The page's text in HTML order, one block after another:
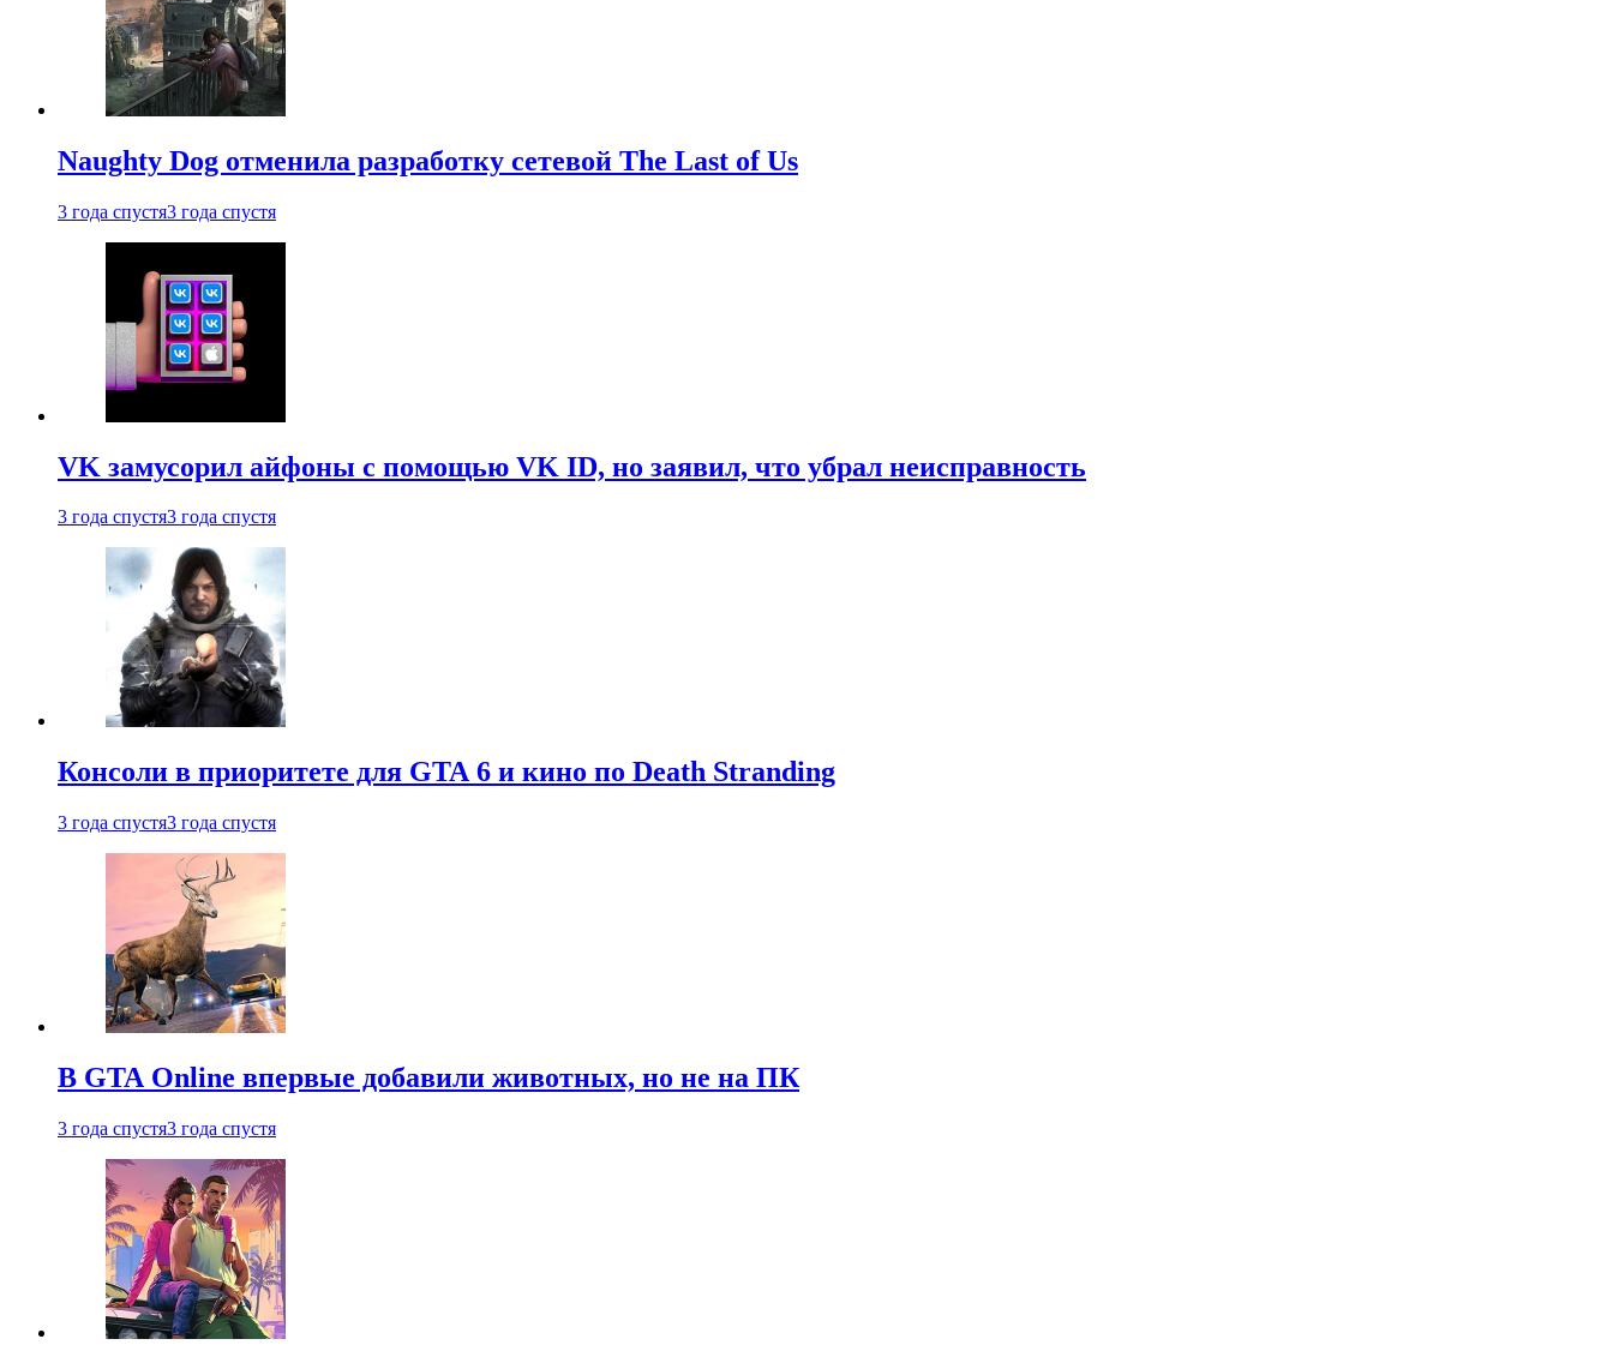
Naughty Dog отменила разработку сетевой The Last of Us
3 года спустя3 года спустя
VK замусорил айфоны с помощью VK ID, но заявил, что убрал неисправность
3 года спустя3 года спустя
Консоли в приоритете для GTA 6 и кино по Death Stranding
3 года спустя3 года спустя
В GTA Online впервые добавили животных, но не на ПК
3 года спустя3 года спустя